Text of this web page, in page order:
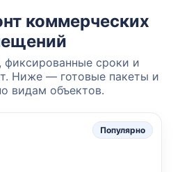
коммерческих
фиксированные сроки и
Ниже — готовые пакеты и
видам объектов.
Популярно